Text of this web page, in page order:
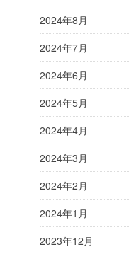
2024年8月
2024年7月
2024年6月
2024年5月
2024年4月
2024年3月
2024年2月
2024年1月
2023年12月